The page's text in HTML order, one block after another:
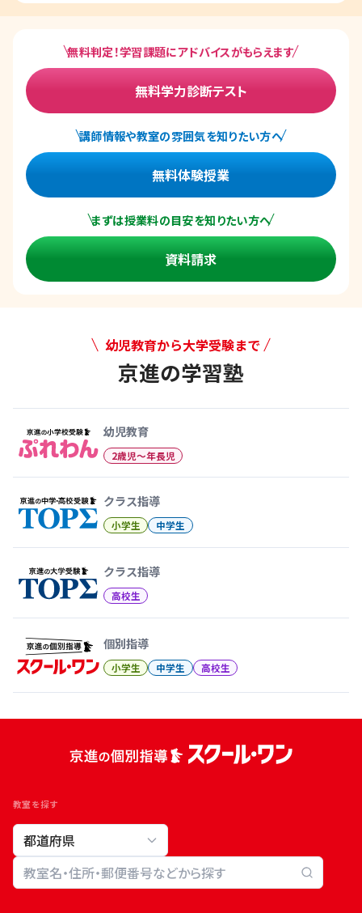
無料判定！学習課題にアドバイスがもらえます
無料学力診断テスト
講師情報や教室の雰囲気を知りたい方へ
無料体験授業
まずは授業料の目安を知りたい方へ
資料請求
幼児教育から大学受験まで
京進の学習塾
幼児教育
2歳児〜年長児
クラス指導
小学生 中学生
クラス指導
高校生
個別指導
小学生 中学生 高校生
教室を探す
教室検索